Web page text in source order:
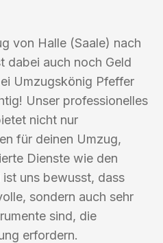
von Halle (Saale) nach
dabei auch noch Geld
Umzugskönig Pfeffer
Unser professionelles
nicht nur
für deinen Umzug,
Dienste wie den
uns bewusst, dass
sondern auch sehr
sind, die
erfordern.